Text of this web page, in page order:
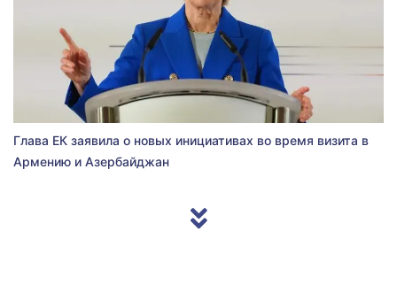
Глава ЕК заявила о новых инициативах во время визита в
Армению и Азербайджан